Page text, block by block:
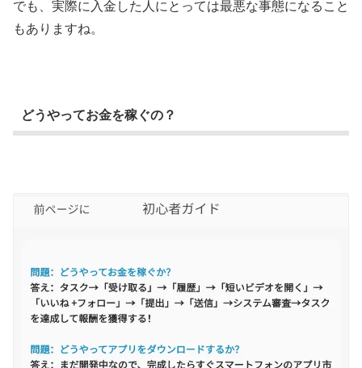
でも、実際に入金した人にとっては最悪な事態になること
もありますね。
どうやってお金を稼ぐの？